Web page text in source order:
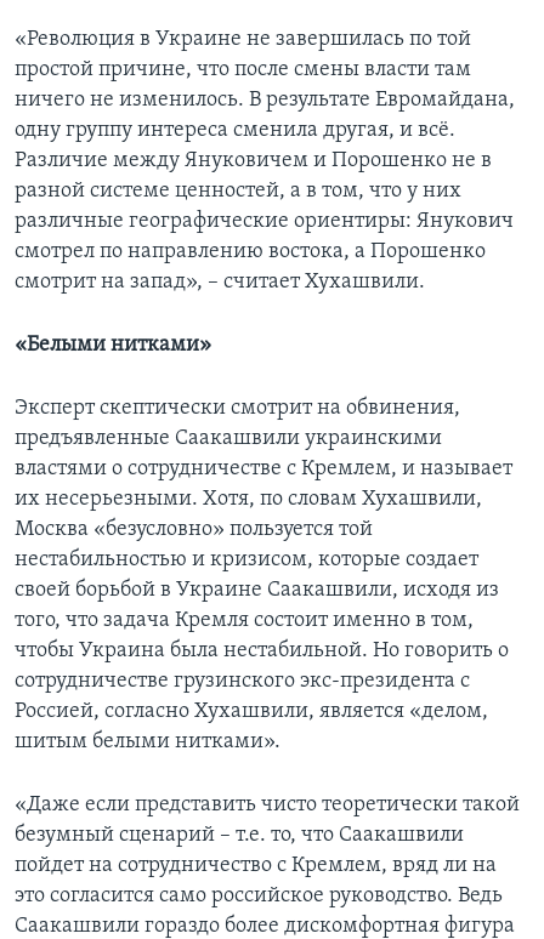
«Революция в Украине не завершилась по той
простой причине, что после смены власти там
ничего не изменилось. В результате Евромайдана,
одну группу интереса сменила другая, и всё.
Различие между Януковичем и Порошенко не в
разной системе ценностей, а в том, что у них
различные географические ориентиры: Янукович
смотрел по направлению востока, а Порошенко
смотрит на запад», – считает Хухашвили.
«Белыми нитками»
Эксперт скептически смотрит на обвинения,
предъявленные Саакашвили украинскими
властями о сотрудничестве с Кремлем, и называет
их несерьезными. Хотя, по словам Хухашвили,
Москва «безусловно» пользуется той
нестабильностью и кризисом, которые создает
своей борьбой в Украине Саакашвили, исходя из
того, что задача Кремля состоит именно в том,
чтобы Украина была нестабильной. Но говорить о
сотрудничестве грузинского экс-президента с
Россией, согласно Хухашвили, является «делом,
шитым белыми нитками».
«Даже если представить чисто теоретически такой
безумный сценарий – т.е. то, что Саакашвили
пойдет на сотрудничество с Кремлем, вряд ли на
это согласится само российское руководство. Ведь
Саакашвили гораздо более дискомфортная фигура